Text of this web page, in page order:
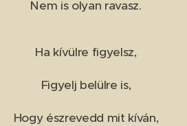
Nem is olyan ravasz.
Ha kívülre figyelsz,
Figyelj belülre is,
Hogy észrevedd mit kíván,